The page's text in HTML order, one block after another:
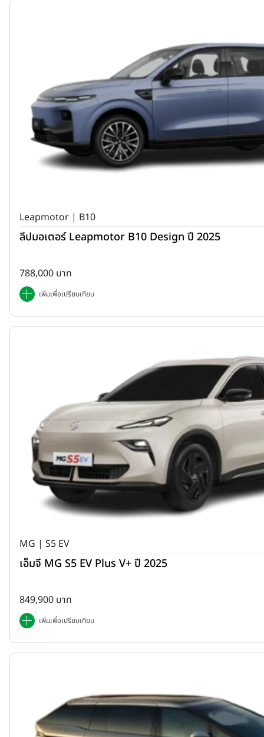
Leapmotor | B10
ลีปมอเตอร์ Leapmotor B10 Design ปี 2025
788,000 บาท
เพิ่มเพื่อเปรียบเทียบ
MG | S5 EV
เอ็มจี MG S5 EV Plus V+ ปี 2025
849,900 บาท
เพิ่มเพื่อเปรียบเทียบ